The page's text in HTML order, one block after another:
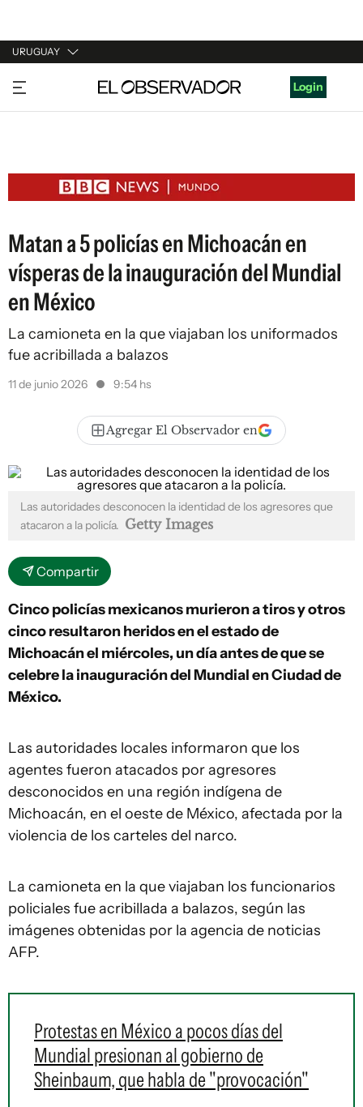
URUGUAY
URUGUAY
ARGENTINA
ESTADOS UNIDOS
Login
Matan a 5 policías en Michoacán en
vísperas de la inauguración del Mundial
en México
La camioneta en la que viajaban los uniformados
fue acribillada a balazos
11 de junio 2026 9:54 hs
Agregar El Observador en
Las autoridades desconocen la identidad de los agresores que
atacaron a la policía. Getty Images
Compartir
Cinco policías mexicanos murieron a tiros y otros
cinco resultaron heridos en el estado de
Michoacán el miércoles, un día antes de que se
celebre la inauguración del Mundial en Ciudad de
México.
Las autoridades locales informaron que los
agentes fueron atacados por agresores
desconocidos en una región indígena de
Michoacán, en el oeste de México, afectada por la
violencia de los carteles del narco.
La camioneta en la que viajaban los funcionarios
policiales fue acribillada a balazos, según las
imágenes obtenidas por la agencia de noticias
AFP.
Protestas en México a pocos días del
Mundial presionan al gobierno de
Sheinbaum, que habla de "provocación"